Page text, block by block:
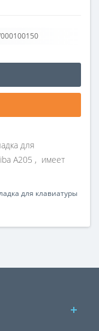
для
A205 , имеет
для клавиатуры